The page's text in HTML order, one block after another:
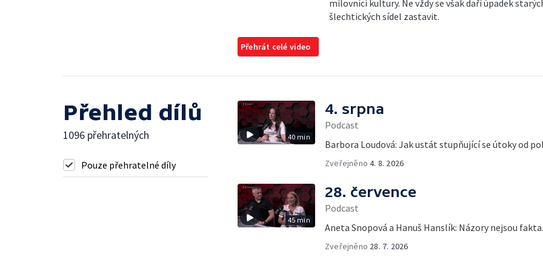
milovníci kultury. Ne vždy se však daří úpadek
šlechtických sídel zastavit.
Přehrát celé video
Přehled dílů
1096 přehratelných
Pouze přehratelné díly
40 min
4. srpna
Podcast
Barbora Loudová: Jak ustát stupňující se útoky od
Zveřejněno4. 8. 2026
45 min
28. července
Podcast
Aneta Snopová a Hanuš Hanslík: Názory nejsou
Zveřejněno 28. 7. 2026